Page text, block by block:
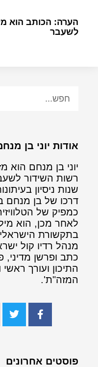
הערה: הכותב הוא
לשעבר
אודות יוני בן
יוני בן מנחם הוא
רשות השידור
שנות ניסיון
דרכו של בן מנחם
כמפיק של
לאחר מכן, הוא
בתקשורת
מנהל רדיו קול
כתב ופרשן מדיני,
התיכון ועורך ראשי
המזה"ת'.
פוסטים אחרונים